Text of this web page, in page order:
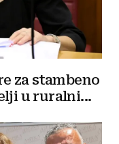
za stambeno
u ruralni...